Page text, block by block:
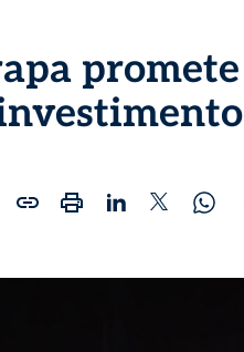
promete